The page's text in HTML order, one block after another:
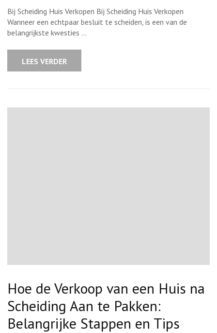
bij
scheiding:
Wat
Bij Scheiding Huis Verkopen Bij Scheiding Huis Verkopen
Wanneer een echtpaar besluit te scheiden, is een van de
belangrijkste kwesties …
LEES VERDER
Hoe de Verkoop van een Huis na
Scheiding Aan te Pakken:
Belangrijke Stappen en Tips